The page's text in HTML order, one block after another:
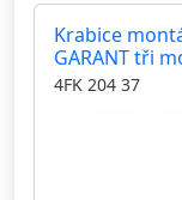
Krabice
GARANT tři
4FK 204 37